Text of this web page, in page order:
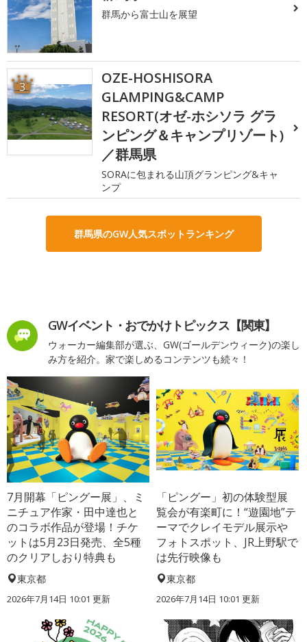
群馬から富士山を展望
3
OZE-HOSHISORA
GLAMPING&CAMP
RESORT(オゼ-ホシソラ グラ
ンピング＆キャンプリゾート)
／群馬県
SORAに包まれる山頂グランピング&キャ
ンプ
群馬県のGW人気スポットランキング
GWイベント・おでかけトピックス【関東】
ウォーカー編集部が選ぶ、GW(ゴールデンウィーク)の楽し
み方を紹介。家で楽しめるコンテンツも続々！
7月開幕「ピングー展」、ミ
ニチュア作家・田中達也と
のコラボ作品が登場！チケ
ットは5月23日発売、全5種
のクリアしおり特典も
東京都
2026年7月14日 10:01 更新
「ピングー」初の体験型展
覧会が有楽町に！“遊園地”テ
ーマでクレイモデル展示や
フォトスポット、JR上野駅で
は先行映像も
東京都
2026年7月14日 10:01 更新